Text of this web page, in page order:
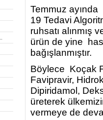
Temmuz ayında
19 Tedavi
ruhsatı
ürün de yine
bağışlanmıştır.
Böylece Koçak
Favipravir,
Dipiridamol,
üreterek
vermeye de